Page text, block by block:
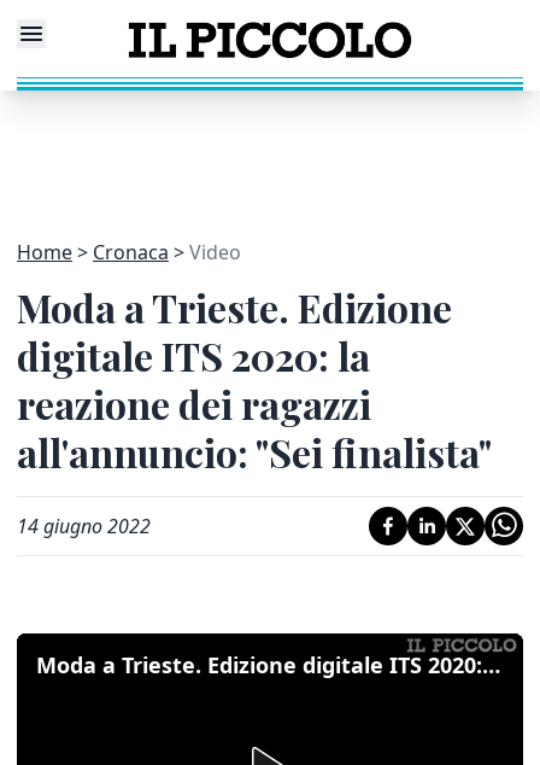
Home Cronaca Video
Moda a Trieste. Edizione
digitale ITS 2020: la
reazione dei ragazzi
all'annuncio: "Sei finalista"
14 giugno 2022
Moda a Trieste. Edizione digitale ITS 2020: la reazione dei ragazzi all'annuncio: "Sei finalista"